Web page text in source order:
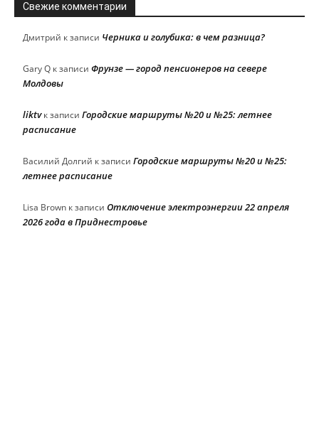
Свежие комментарии
Дмитрий к записи Черника и голубика: в чем разница?
Gary Q к записи Фрунзе — город пенсионеров на севере
Молдовы
liktvк записи Городские маршруты №20 и №25: летнее
расписание
Василий Долгий к записи Городские маршруты №20 и №25:
летнее расписание
Lisa Brown к записи Отключение электроэнергии 22 апреля
2026 года в Приднестровье